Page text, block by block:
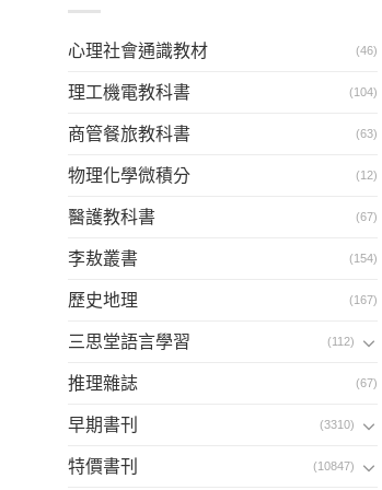
心理社會通識教材 (46)
理工機電教科書 (104)
商管餐旅教科書 (63)
物理化學微積分 (12)
醫護教科書 (67)
李敖叢書 (154)
歷史地理 (167)
三思堂語言學習 (112)
推理雜誌 (67)
早期書刊 (3310)
特價書刊 (10847)